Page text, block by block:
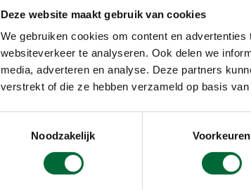
Deze website maakt gebruik van cookies
We gebruiken cookies om content en
websiteverkeer te analyseren. Ook delen we
media, adverteren en analyse. Deze partners
verstrekt of die ze hebben verzameld op basis
Noodzakelijk
Voorkeuren
Een gezonde leefomgeving nodigt uit
wandel- en fietspaden, parken en
problemen zoals overgewicht, diabetes
een prettige leefomgeving direct bij aan
de trap of parkeer een stukje verderop,
bewegen. Vaak zit het hem al in de kleine